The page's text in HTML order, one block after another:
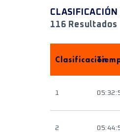
CLASIFICACIÓN
116 Resultados
Clasificación
1
2